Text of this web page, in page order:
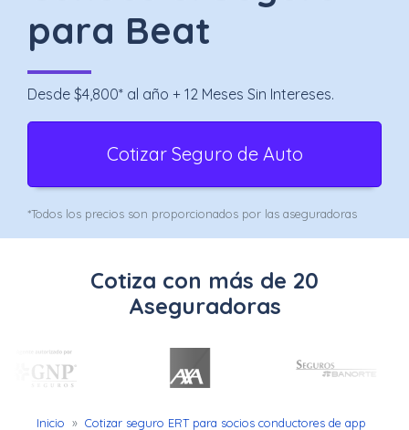
–
Chofer
App
Seguro
de
Gastos
Mayores
Noticias
para Beat
Desde $4,800* al año + 12 Meses Sin Intereses.
Cotizar Seguro de Auto
*Todos los precios son proporcionados por las aseguradoras
Cotiza con más de 20
Aseguradoras
Inicio » Cotizar seguro ERT para socios conductores de app